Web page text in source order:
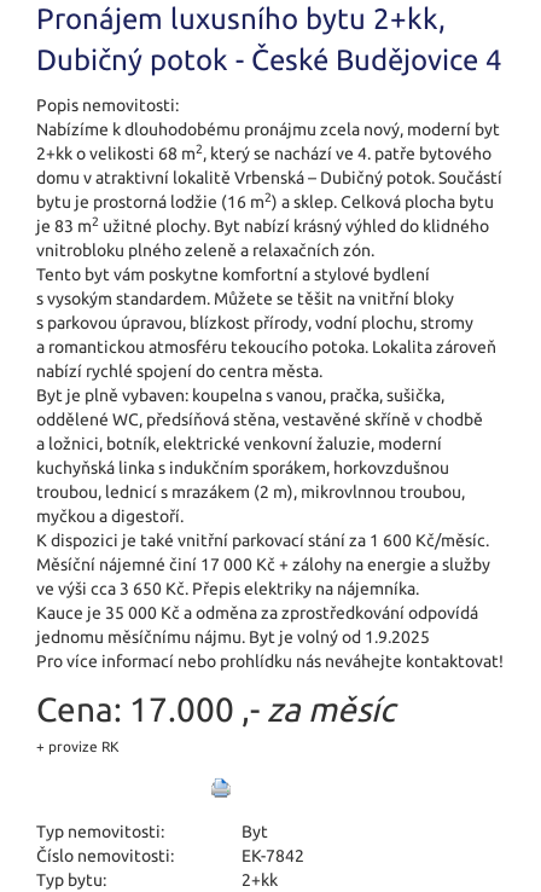
Pronájem luxusního bytu 2+kk,
Dubičný potok - České Budějovice 4
Popis nemovitosti:
Nabízíme k dlouhodobému pronájmu zcela nový, moderní byt
2+kk o velikosti 68 m2, který se nachází ve 4. patře bytového
domu v atraktivní lokalitě Vrbenská – Dubičný potok. Součástí
bytu je prostorná lodžie (16 m2) a sklep. Celková plocha bytu
je 83 m2 užitné plochy. Byt nabízí krásný výhled do klidného
vnitrobloku plného zeleně a relaxačních zón.
Tento byt vám poskytne komfortní a stylové bydlení
s vysokým standardem. Můžete se těšit na vnitřní bloky
s parkovou úpravou, blízkost přírody, vodní plochu, stromy
a romantickou atmosféru tekoucího potoka. Lokalita zároveň
nabízí rychlé spojení do centra města.
Byt je plně vybaven: koupelna s vanou, pračka, sušička,
oddělené WC, předsíňová stěna, vestavěné skříně v chodbě
a ložnici, botník, elektrické venkovní žaluzie, moderní
kuchyňská linka s indukčním sporákem, horkovzdušnou
troubou, lednicí s mrazákem (2 m), mikrovlnnou troubou,
myčkou a digestoří.
K dispozici je také vnitřní parkovací stání za 1 600 Kč/měsíc.
Měsíční nájemné činí 17 000 Kč + zálohy na energie a služby
ve výši cca 3 650 Kč. Přepis elektriky na nájemníka.
Kauce je 35 000 Kč a odměna za zprostředkování odpovídá
jednomu měsíčnímu nájmu. Byt je volný od 1.9.2025
Pro více informací nebo prohlídku nás neváhejte kontaktovat!
Cena: 17.000 ,- za měsíc
+ provize RK
Typ nemovitosti:
Byt
Číslo nemovitosti:
EK-7842
Typ bytu:
2+kk